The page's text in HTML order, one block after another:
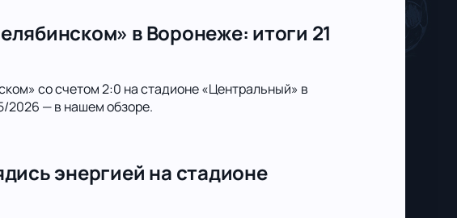
в Воронеже: итоги 21
со счетом 2:0 на стадионе «Центральный» в
2026 — в нашем обзоре.
энергией на стадионе